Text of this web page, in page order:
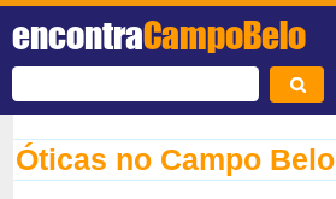
encontraCampoBelo
Óticas no Campo Belo